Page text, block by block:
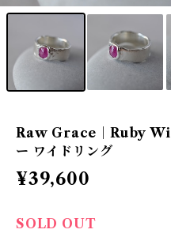
Raw Grace｜Ruby
ー ワイドリング
¥39,600
SOLD OUT